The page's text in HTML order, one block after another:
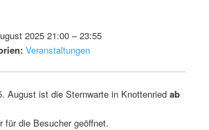
2025 21:00–23:55
Veranstaltungen
August ist die Sternwarte in Knottenriedab
für die Besucher geöffnet.